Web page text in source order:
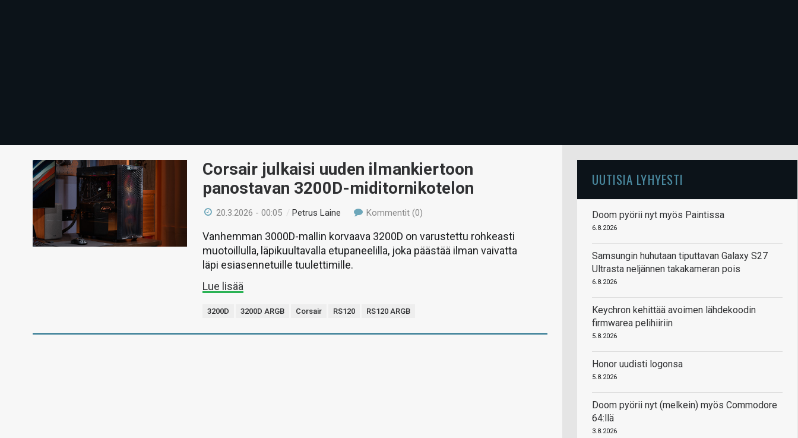
Corsair julkaisi uuden ilmankiertoon
panostavan 3200D-miditornikotelon
20.3.2026 - 00:05 /Petrus Laine Kommentit (0)
Vanhemman 3000D-mallin korvaava 3200D on varustettu rohkeasti
muotoillulla, läpikuultavalla etupaneelilla, joka päästää ilman vaivatta
läpi esiasennetuille tuulettimille.
Lue lisää
3200D 3200D ARGB Corsair RS120 RS120 ARGB
UUTISIA LYHYESTI
Doom pyörii nyt myös Paintissa
6.8.2026
Samsungin huhutaan tiputtavan Galaxy S27
Ultrasta neljännen takakameran pois
6.8.2026
Keychron kehittää avoimen lähdekoodin
firmwarea pelihiiriin
5.8.2026
Honor uudisti logonsa
5.8.2026
Doom pyörii nyt (melkein) myös Commodore
64:llä
3.8.2026